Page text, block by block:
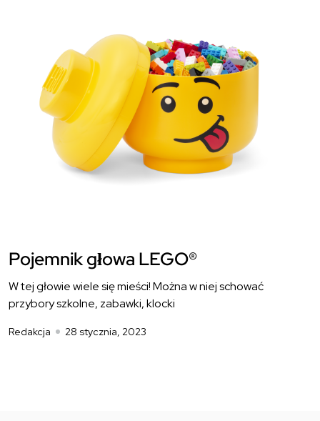
Pojemnik głowa LEGO®
W tej głowie wiele się mieści! Można w niej schować
przybory szkolne, zabawki, klocki
Redakcja 28 stycznia, 2023